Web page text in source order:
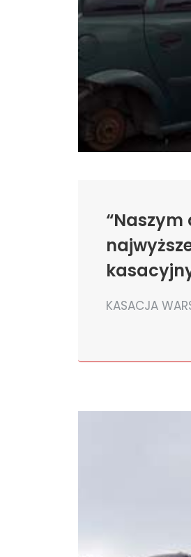
“Naszym
KASACJA